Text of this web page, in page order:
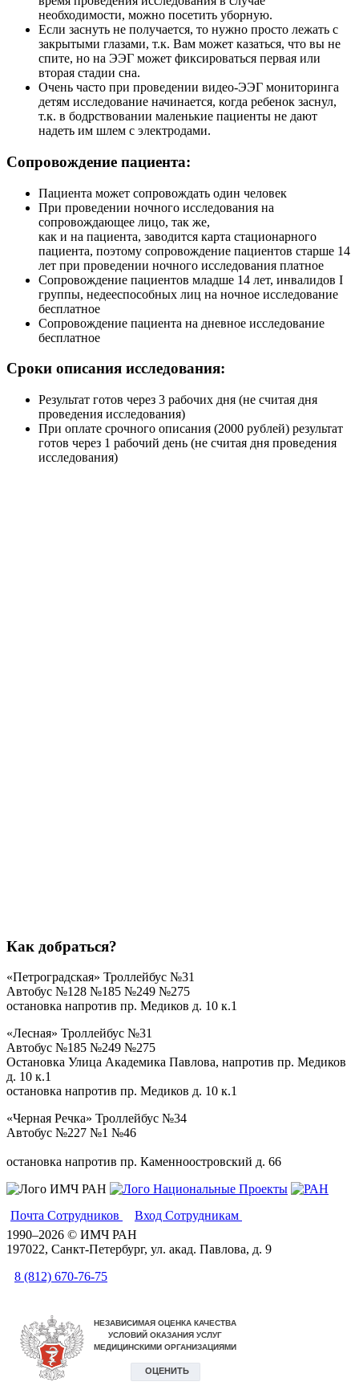
необходимости, можно посетить уборную.
Если заснуть не получается, то нужно просто лежать с
закрытыми глазами, т.к. Вам может казаться, что вы не
спите, но на ЭЭГ может фиксироваться первая или
вторая стадии сна.
Очень часто при проведении видео-ЭЭГ мониторинга
детям исследование начинается, когда ребенок заснул,
т.к. в бодрствовании маленькие пациенты не дают
надеть им шлем с электродами.
Сопровождение пациента:
Пациента может сопровождать один человек
При проведении ночного исследования на
сопровождающее лицо, так же,
как и на пациента, заводится карта стационарного
пациента, поэтому сопровождение пациентов старше 14
лет при проведении ночного исследования платное
Сопровождение пациентов младше 14 лет, инвалидов I
группы, недееспособных лиц на ночное исследование
бесплатное
Сопровождение пациента на дневное исследование
бесплатное
Сроки описания исследования:
Результат готов через 3 рабочих дня (не считая дня
проведения исследования)
При оплате срочного описания (2000 рублей) результат
готов через 1 рабочий день (не считая дня проведения
исследования)
Как добраться?
«Петроградская» Троллейбус №31
Автобус №128 №185 №249 №275
остановка напротив пр. Медиков д. 10 к.1
«Лесная» Троллейбус №31
Автобус №185 №249 №275
Остановка Улица Академика Павлова, напротив пр. Медиков
д. 10 к.1
остановка напротив пр. Медиков д. 10 к.1
«Черная Речка» Троллейбус №34
Автобус №227 №1 №46
остановка напротив пр. Каменноостровский д. 66
Почта Сотрудников Вход Сотрудникам
1990–2026 © ИМЧ РАН
197022, Санкт-Петербург, ул. акад. Павлова, д. 9
8 (812) 670-76-75